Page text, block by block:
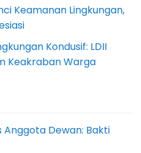
Keamanan Lingkungan,
Kondusif: LDII
Keakraban Warga
Dewan: Bakti